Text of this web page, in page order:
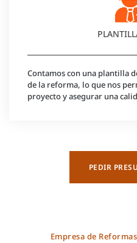
Contamos con una plantilla
de la reforma, lo que nos
proyecto y asegurar una
PEDIR
Empresa de